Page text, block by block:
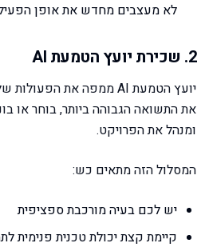
לא מעצבים מחדש את אופן
2. שכירת יועץ הטמעת AI
את התשואה הגבוהה ביותר, בוחר או
ומנהל את הפרויקט.
המסלול הזה מתאים כש:
יש לכם בעיה מורכבת ספציפית
קיימת קצת יכולת טכנית פנימית